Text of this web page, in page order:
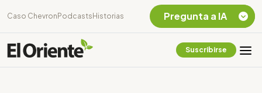
Caso Chevron Podcasts Historias
Suscribirse
Pregunta a IA